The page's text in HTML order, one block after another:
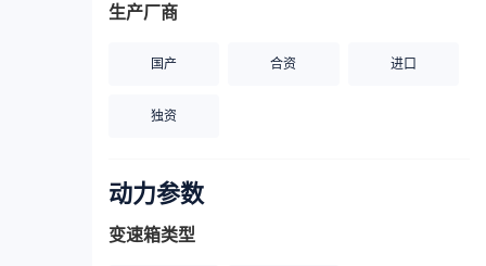
生产厂商
国产 合资 进口
独资
动力参数
变速箱类型